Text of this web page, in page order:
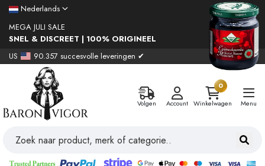
Nederlands
MEGA JULI SALE
SNEL & DISCREET | 100% ORIGINEEL
US
90.357 succesvolle leveringen ✔
Volgen Account
0
Winkelwagen
Menu